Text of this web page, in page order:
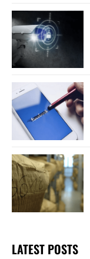
LATEST POSTS